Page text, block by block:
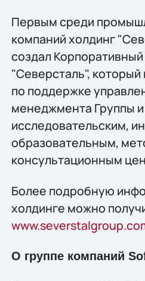
Первым среди
компаний холдинг
создал
"Северсталь",
по поддержке
менеджмента Группы и
исследовательским,
образовательным,
консультационным
Более подробную
холдинге можно
О группе компаний